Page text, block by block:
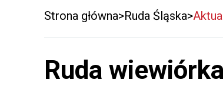
Strona główna Ruda Śląska
Ruda